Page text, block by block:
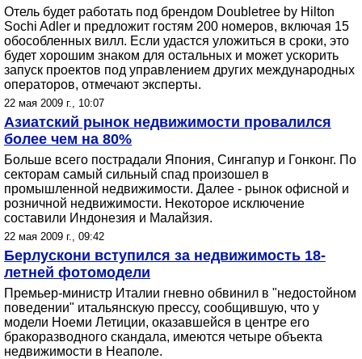
Отель будет работать под брендом Doubletree by Hilton
Sochi Adler и предложит гостям 200 номеров, включая 15
обособленных вилл. Если удастся уложиться в сроки, это
будет хорошим знаком для остальных и может ускорить
запуск проектов под управлением других международных
операторов, отмечают эксперты.
22 мая 2009 г., 10:07
Азиатский рынок недвижимости провалился
более чем на 80%
Больше всего пострадали Япония, Сингапур и Гонконг. По
секторам самый сильный спад произошел в
промышленной недвижимости. Далее - рынок офисной и
розничной недвижимости. Некоторое исключение
составили Индонезия и Малайзия.
22 мая 2009 г., 09:42
Берлускони вступился за недвижимость 18-
летней фотомодели
Премьер-министр Италии гневно обвинил в "недостойном
поведении" итальянскую прессу, сообщившую, что у
модели Ноеми Летиции, оказавшейся в центре его
бракоразводного скандала, имеются четыре объекта
недвижимости в Неаполе.